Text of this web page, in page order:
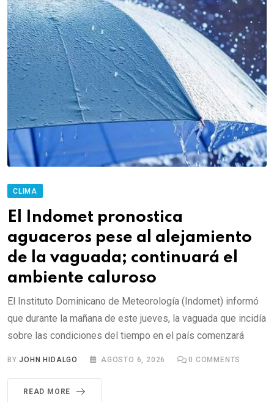
CLIMA
El Indomet pronostica
aguaceros pese al alejamiento
de la vaguada; continuará el
ambiente caluroso
El Instituto Dominicano de Meteorología (Indomet) informó
que durante la mañana de este jueves, la vaguada que incidía
sobre las condiciones del tiempo en el país comenzará
BYJOHN HIDALGO AGOSTO 6, 2026 0 COMMENTS
READ MORE